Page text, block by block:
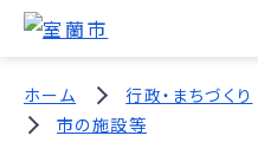
ホーム 行政・まちづくり
市の施設等